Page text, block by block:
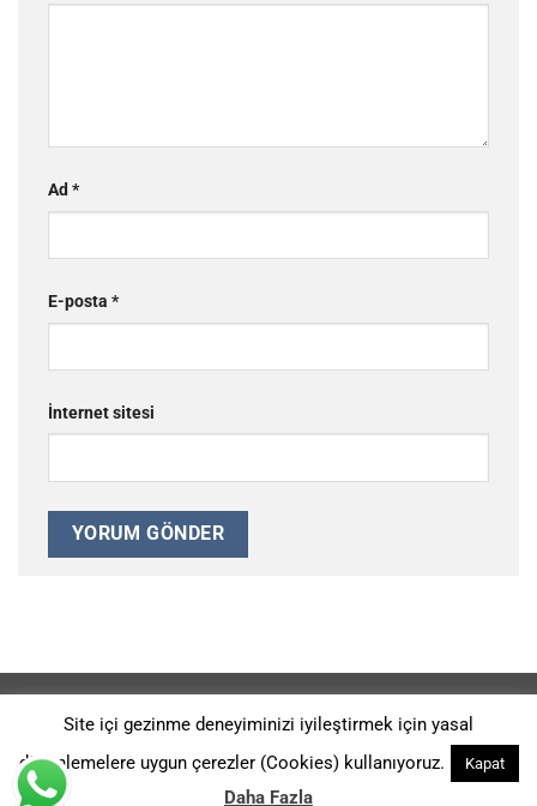
Ad *
E-posta *
İnternet sitesi
Ürünlerimiz 2014-G-113914 ve 2014-G-126526 Patent Numaraları
İle KORUNMAKTADIR. Copyright 2026 ©Kromtaş Makina Sanayi -
Digital Agency: A Sound Fiction
Site içi gezinme deneyiminizi iyileştirmek için yasal
düzenlemelere uygun çerezler (Cookies) kullanıyoruz.
Kapat
Daha Fazla